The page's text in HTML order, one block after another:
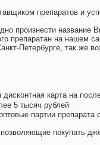
препаратов и
произнести название
препаратан на нашем
Петербурге, так же
дисконтная карта на
5 тысяч рублей
партии препарата
покупать